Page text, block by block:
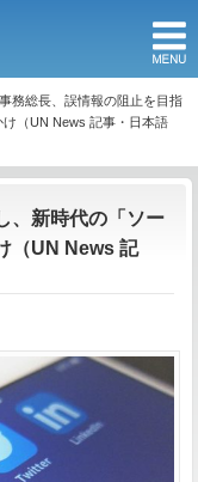
務総長、誤情報の阻止を目指
（UN News 記事・日本語
、新時代の「ソー
（UN News 記